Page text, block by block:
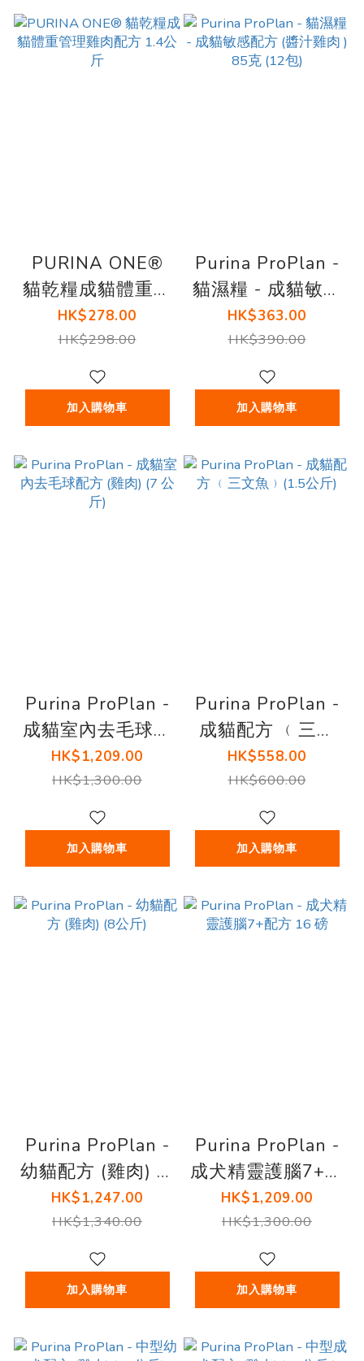
PURINA ONE®
貓乾糧成貓體重管
理雞肉配方 1.4公
斤
HK$278.00
HK$298.00
加入購物車
Purina ProPlan -
貓濕糧 - 成貓敏感
配方 (醬汁雞肉 )
85克 (12包)
HK$363.00
HK$390.00
加入購物車
Purina ProPlan -
成貓室內去毛球配
方 (雞肉) (7 公斤)
HK$1,209.00
HK$1,300.00
加入購物車
Purina ProPlan -
成貓配方 ﹙三文
魚﹚(1.5公斤)
HK$558.00
HK$600.00
加入購物車
Purina ProPlan -
幼貓配方 (雞肉) (8
公斤)
HK$1,247.00
HK$1,340.00
加入購物車
Purina ProPlan -
成犬精靈護腦7+配
方 16 磅
HK$1,209.00
HK$1,300.00
加入購物車